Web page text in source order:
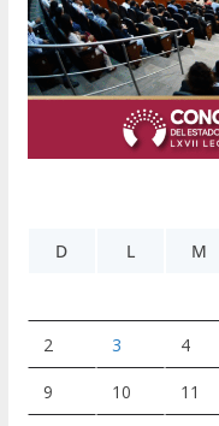
D
L M
2 3 4
9 10 11